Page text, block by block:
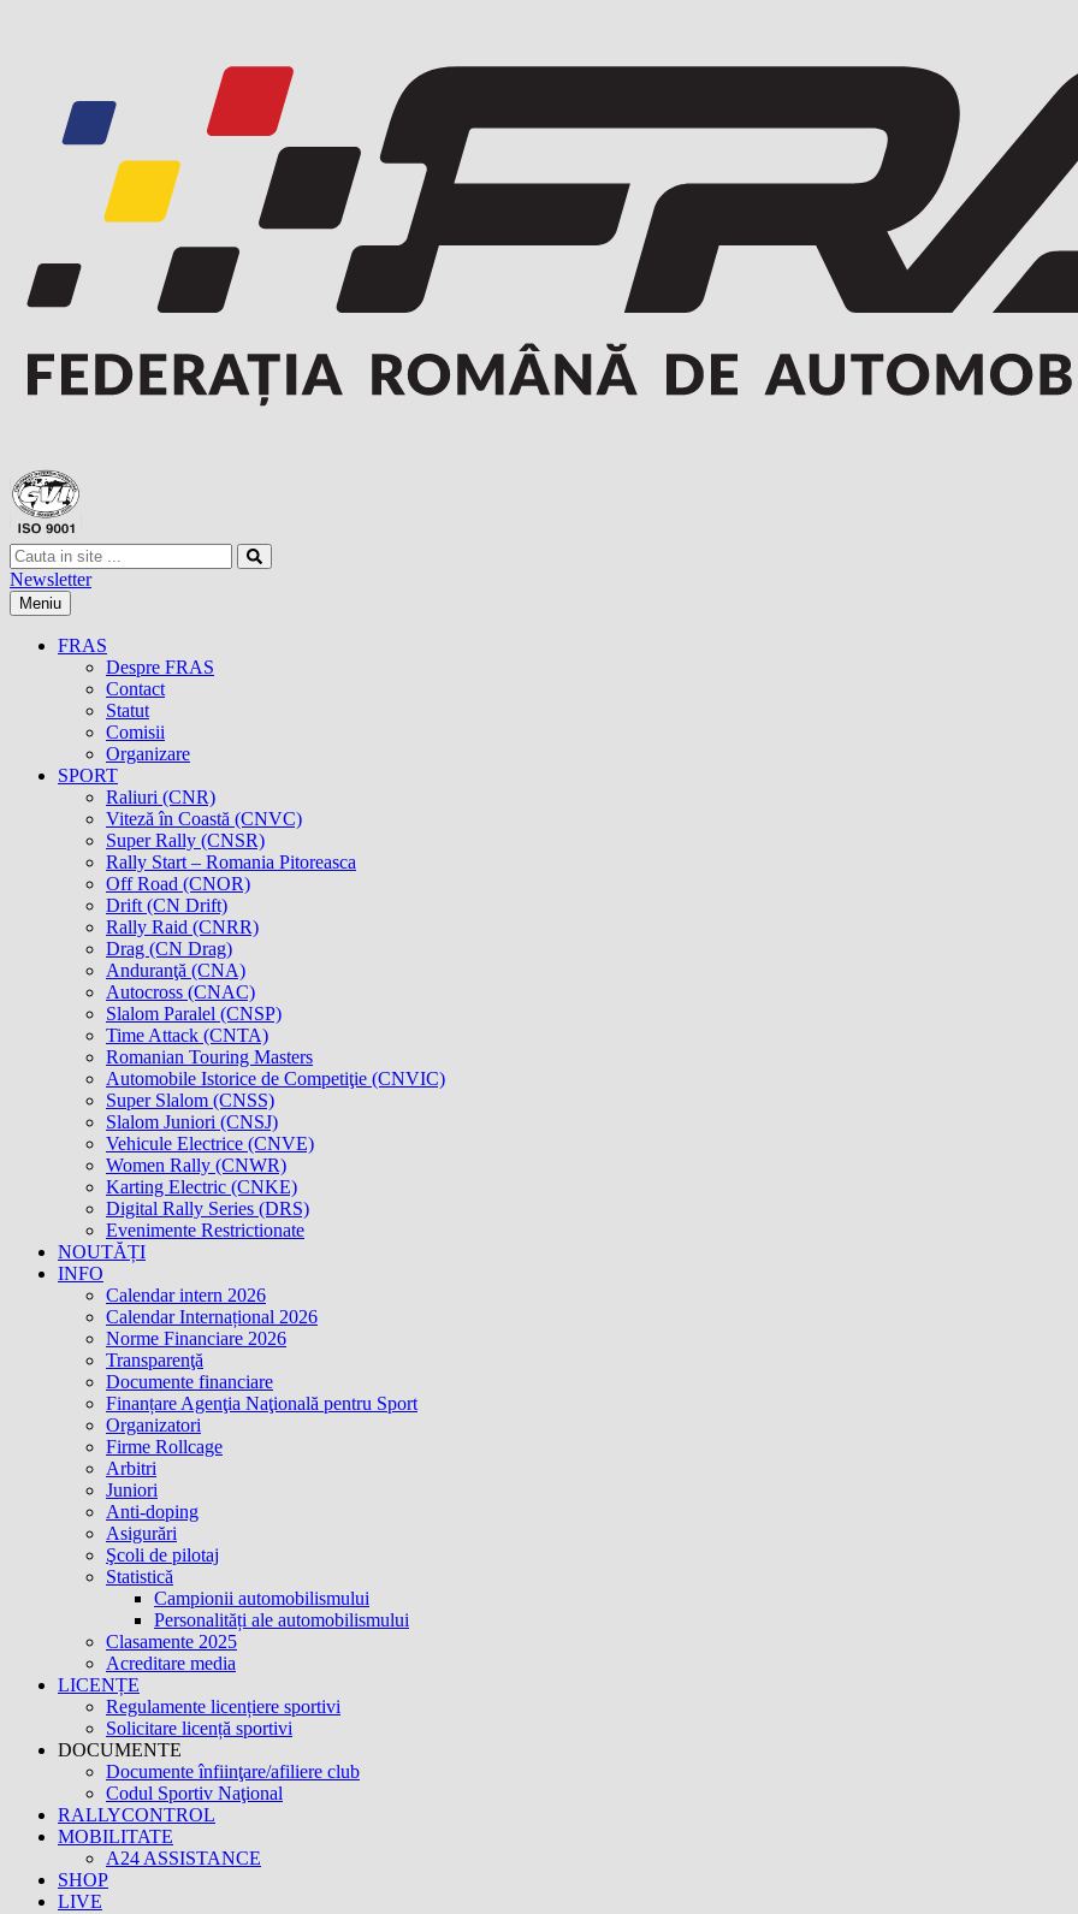
Newsletter
Meniu
FRAS
Despre FRAS
Contact
Statut
Comisii
Organizare
SPORT
Raliuri (CNR)
Viteză în Coastă (CNVC)
Super Rally (CNSR)
Rally Start – Romania Pitoreasca
Off Road (CNOR)
Drift (CN Drift)
Rally Raid (CNRR)
Drag (CN Drag)
Anduranţă (CNA)
Autocross (CNAC)
Slalom Paralel (CNSP)
Time Attack (CNTA)
Romanian Touring Masters
Automobile Istorice de Competiţie (CNVIC)
Super Slalom (CNSS)
Slalom Juniori (CNSJ)
Vehicule Electrice (CNVE)
Women Rally (CNWR)
Karting Electric (CNKE)
Digital Rally Series (DRS)
Evenimente Restrictionate
NOUTĂȚI
INFO
Calendar intern 2026
Calendar Internațional 2026
Norme Financiare 2026
Transparenţă
Documente financiare
Finanțare Agenţia Naţională pentru Sport
Organizatori
Firme Rollcage
Arbitri
Juniori
Anti-doping
Asigurări
Şcoli de pilotaj
Statistică
Campionii automobilismului
Personalități ale automobilismului
Clasamente 2025
Acreditare media
LICENȚE
Regulamente licențiere sportivi
Solicitare licență sportivi
DOCUMENTE
Documente înfiinţare/afiliere club
Codul Sportiv Naţional
RALLYCONTROL
MOBILITATE
A24 ASSISTANCE
SHOP
LIVE